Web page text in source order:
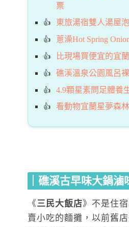
票
東旅湯宿雙人湯屋
蔥澡Hot Spring
比現場買便宜的宜
礁溪溫泉公園風呂
4.9顆星素問足體養
看動物宜蘭星夢森
｜礁溪古早味大鍋
《三民大飯店》不是住
賣小吃的麵攤，以前舊